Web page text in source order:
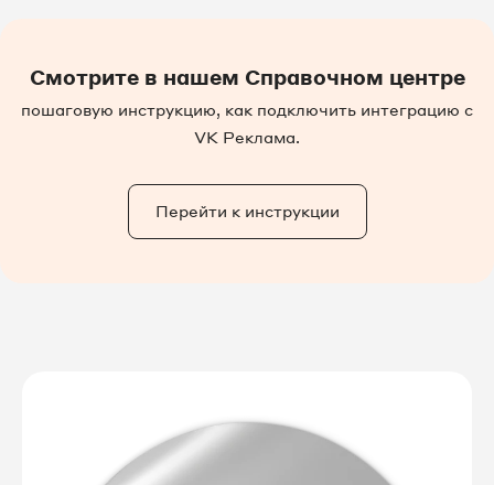
Смотрите в нашем Справочном центре
пошаговую инструкцию, как подключить интеграцию с
VK Реклама.
Перейти к инструкции